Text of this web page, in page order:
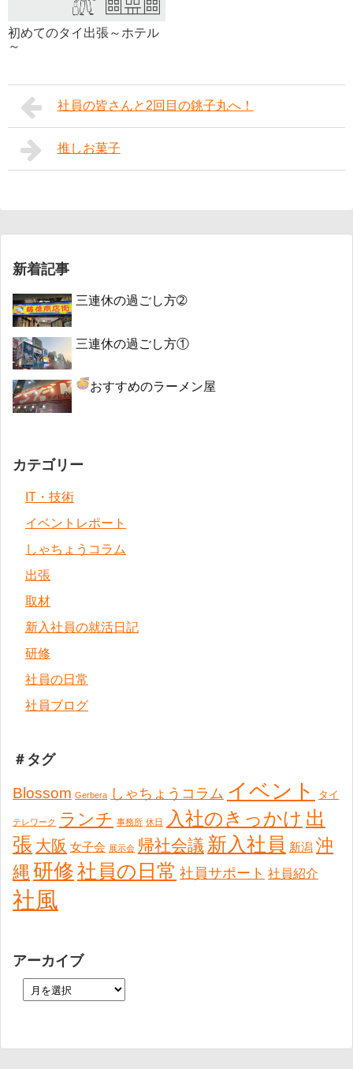
初めてのタイ出張～ホテル
～
社員の皆さんと2回目の銚子丸へ！
推しお菓子
新着記事
三連休の過ごし方➁
三連休の過ごし方①
おすすめのラーメン屋
カテゴリー
IT・技術
イベントレポート
しゃちょうコラム
出張
取材
新入社員の就活日記
研修
社員の日常
社員ブログ
＃タグ
Blossom Gerbera しゃちょうコラム イベント タイ
テレワーク ランチ 事務所 休日 入社のきっかけ 出
張 大阪 女子会 展示会 帰社会議 新入社員 新潟 沖
縄 研修社員の日常 社員サポート 社員紹介
社風
アーカイブ